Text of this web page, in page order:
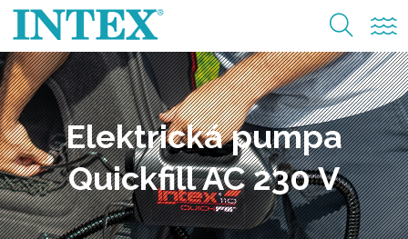
Elektrická pumpa
Quickfill AC 230 V